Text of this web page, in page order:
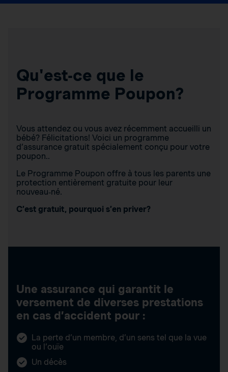
Qu'est-ce que le
Programme Poupon?
Vous attendez ou vous avez récemment accueilli un
bébé? Félicitations! Voici un programme
d’assurance gratuit spécialement conçu pour votre
poupon..
Le Programme Poupon offre à tous les parents une
protection entièrement gratuite pour leur
nouveau‑né.
C’est gratuit, pourquoi s’en priver?
Une assurance qui garantit le
versement de diverses prestations
en cas d’accident pour :
La perte d’un membre, d’un sens tel que la vue
ou l’ouïe
Un décès